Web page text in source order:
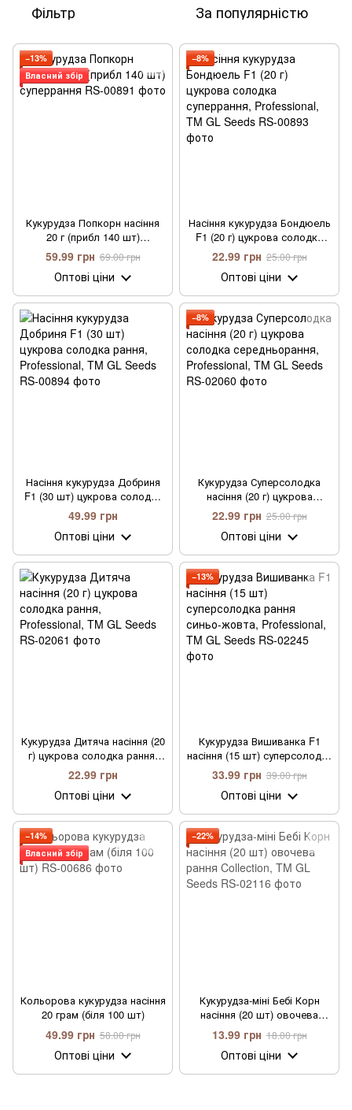
Фільтр За популярністю
−13%
Власний збір
Кукурудза Попкорн насіння
20 г (прибл 140 шт)
суперрання
59.99 грн 69.00 грн
Оптові ціни
−8%
Насіння кукурудза Бондюель
F1 (20 г) цукрова солодка
суперрання, Professional, TM
GL Seeds
22.99 грн 25.00 грн
Оптові ціни
Насіння кукурудза Добриня
F1 (30 шт) цукрова солодка
рання, Professional, TM GL
Seeds
49.99 грн
Оптові ціни
−8%
Кукурудза Суперсолодка
насіння (20 г) цукрова
солодка середньорання,
Professional, TM GL Seeds
22.99 грн 25.00 грн
Оптові ціни
Кукурудза Дитяча насіння (20
г) цукрова солодка рання,
Professional, TM GL Seeds
22.99 грн
Оптові ціни
−13%
Кукурудза Вишиванка F1
насіння (15 шт) суперсолодка
рання синьо-жовта,
Professional, TM GL Seeds
33.99 грн 39.00 грн
Оптові ціни
−14%
Власний збір
Кольорова кукурудза насіння
20 грам (біля 100 шт)
49.99 грн 58.00 грн
Оптові ціни
−22%
Кукурудза-міні Бебі Корн
насіння (20 шт) овочева
рання Collection, TM GL Seeds
13.99 грн 18.00 грн
Оптові ціни